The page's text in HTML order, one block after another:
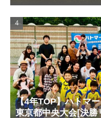
ート』『試合動画』
【4年TOP】ハトマ
東京都中央大会[決勝